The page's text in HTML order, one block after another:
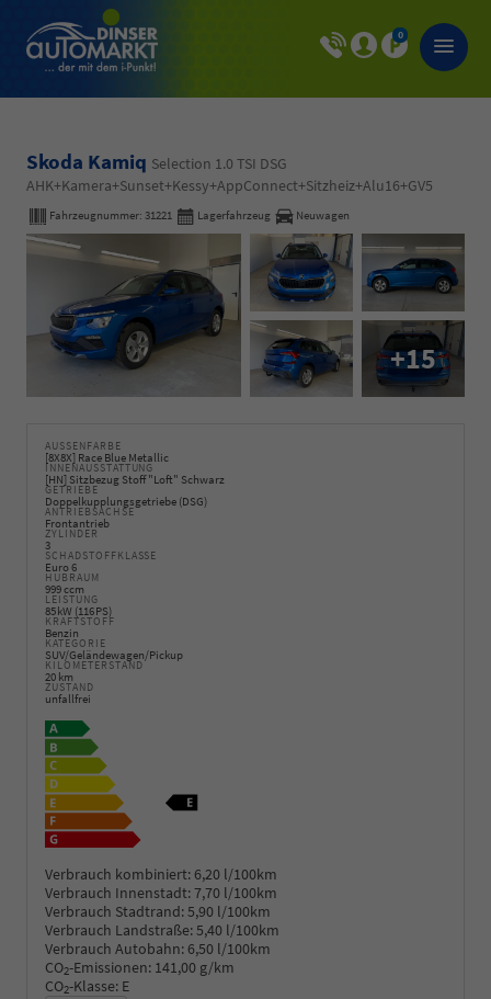
0
Skoda Kamiq Selection 1.0 TSI DSG
AHK+Kamera+Sunset+Kessy+AppConnect+Sitzheiz+Alu16+GV5
Fahrzeugnummer: 31221 Lagerfahrzeug Neuwagen
+15
AUSSENFARBE
[8X8X] Race Blue Metallic
INNENAUSSTATTUNG
[HN] Sitzbezug Stoff "Loft" Schwarz
GETRIEBE
Doppelkupplungsgetriebe (DSG)
ANTRIEBSACHSE
Frontantrieb
ZYLINDER
3
SCHADSTOFFKLASSE
Euro 6
HUBRAUM
999 ccm
LEISTUNG
85 kW (116 PS)
KRAFTSTOFF
Benzin
KATEGORIE
SUV/Geländewagen/Pickup
KILOMETERSTAND
20 km
ZUSTAND
unfallfrei
Verbrauch kombiniert: 6,20 l/100km
Verbrauch Innenstadt:7,70 l/100km
Verbrauch Stadtrand:5,90 l/100km
Verbrauch Landstraße:5,40 l/100km
Verbrauch Autobahn: 6,50 l/100km
CO2-Emissionen: 141,00 g/km
CO2-Klasse: E